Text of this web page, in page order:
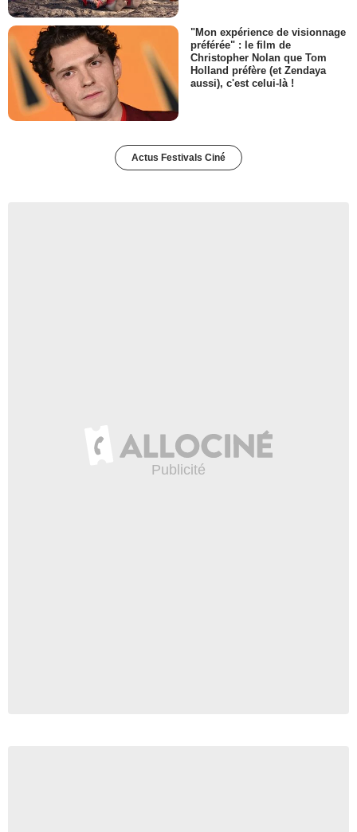
"Mon expérience de visionnage
préférée" : le film de
Christopher Nolan que Tom
Holland préfère (et Zendaya
aussi), c'est celui-là !
Actus Festivals Ciné